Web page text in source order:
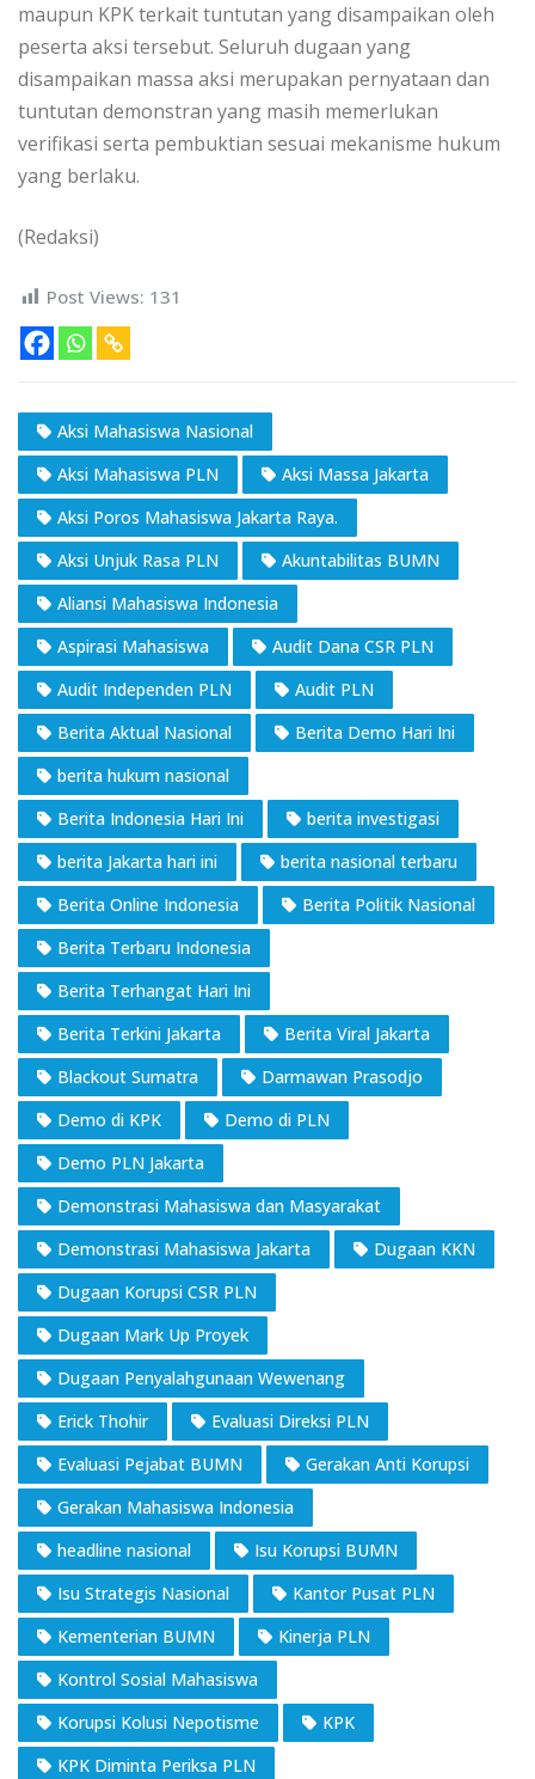
maupun KPK terkait tuntutan yang disampaikan oleh
peserta aksi tersebut. Seluruh dugaan yang
disampaikan massa aksi merupakan pernyataan dan
tuntutan demonstran yang masih memerlukan
verifikasi serta pembuktian sesuai mekanisme hukum
yang berlaku.
(Redaksi)
Post Views: 131
Aksi Mahasiswa Nasional
Aksi Mahasiswa PLN
Aksi Massa Jakarta
Aksi Poros Mahasiswa Jakarta Raya.
Aksi Unjuk Rasa PLN
Akuntabilitas BUMN
Aliansi Mahasiswa Indonesia
Aspirasi Mahasiswa
Audit Dana CSR PLN
Audit Independen PLN
Audit PLN
Berita Aktual Nasional
Berita Demo Hari Ini
berita hukum nasional
Berita Indonesia Hari Ini
berita investigasi
berita Jakarta hari ini
berita nasional terbaru
Berita Online Indonesia
Berita Politik Nasional
Berita Terbaru Indonesia
Berita Terhangat Hari Ini
Berita Terkini Jakarta
Berita Viral Jakarta
Blackout Sumatra
Darmawan Prasodjo
Demo di KPK
Demo di PLN
Demo PLN Jakarta
Demonstrasi Mahasiswa dan Masyarakat
Demonstrasi Mahasiswa Jakarta
Dugaan KKN
Dugaan Korupsi CSR PLN
Dugaan Mark Up Proyek
Dugaan Penyalahgunaan Wewenang
Erick Thohir
Evaluasi Direksi PLN
Evaluasi Pejabat BUMN
Gerakan Anti Korupsi
Gerakan Mahasiswa Indonesia
headline nasional
Isu Korupsi BUMN
Isu Strategis Nasional
Kantor Pusat PLN
Kementerian BUMN
Kinerja PLN
Kontrol Sosial Mahasiswa
Korupsi Kolusi Nepotisme
KPK
KPK Diminta Periksa PLN